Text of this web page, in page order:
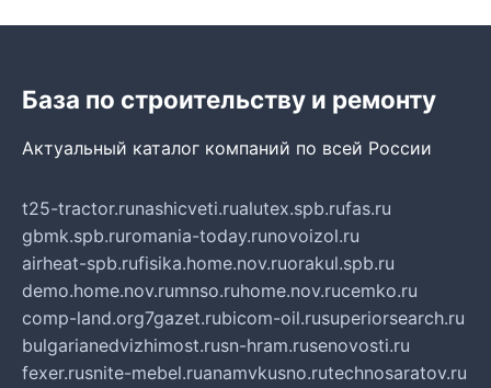
База по строительству и ремонту
Актуальный каталог компаний по всей России
t25-tractor.runashicveti.rualutex.spb.rufas.ru
gbmk.spb.ruromania-today.runovoizol.ru
airheat-spb.rufisika.home.nov.ruorakul.spb.ru
demo.home.nov.rumnso.ruhome.nov.rucemko.ru
comp-land.org7gazet.rubicom-oil.rusuperiorsearch.ru
bulgarianedvizhimost.rusn-hram.rusenovosti.ru
fexer.rusnite-mebel.ruanamvkusno.rutechnosaratov.ru